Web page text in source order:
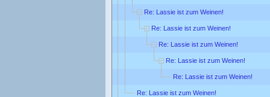
Re: Lassie ist zum Weinen!
Re: Lassie ist zum Weinen!
Re: Lassie ist zum Weinen!
Re: Lassie ist zum Weinen!
Re: Lassie ist zum Weinen!
Re: Lassie ist zum Weinen!